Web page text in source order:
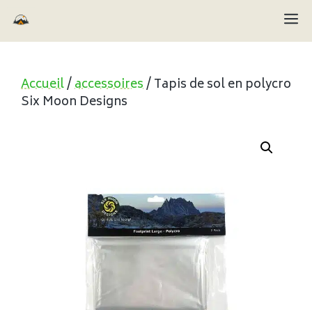
au
contenu
Accueil/accessoires/ Tapis de sol en polycro
Six Moon Designs